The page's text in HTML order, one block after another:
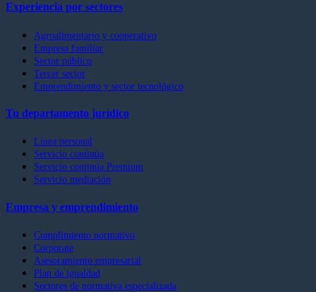
Experiencia por sectores
Agroalimentario y cooperativo
Empresa familiar
Sector público
Tercer sector
Emprendimiento y sector tecnológico
Tu departamento jurídico
Línea personal
Servicio continúa
Servicio continúa Premium
Servicio mediación
Empresa y emprendimiento
Cumplimiento normativo
Corporate
Asesoramiento empresarial
Plan de igualdad
Sectores de normativa especializada